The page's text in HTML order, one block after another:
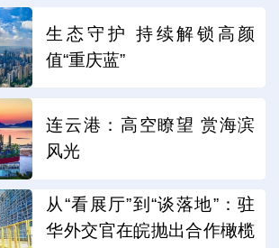
生态守护 持续解锁高颜
值“重庆蓝”
连云港：高空瞭望 赏海滨
风光
从“看展厅”到“谈落地”：驻
华外交官在皖抛出合作橄榄